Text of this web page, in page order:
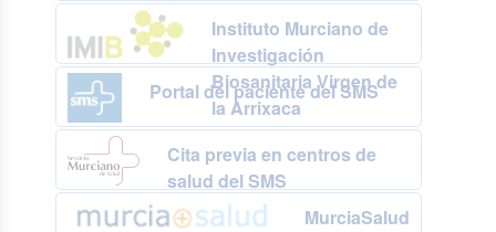
Instituto Murciano de
Investigación
Biosanitaria Virgen de
la Arrixaca
Portal del paciente del SMS
Cita previa en centros de
salud del SMS
MurciaSalud